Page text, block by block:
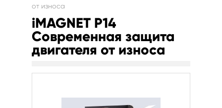
от износа
iMAGNET P14
Современная защита
двигателя от износа